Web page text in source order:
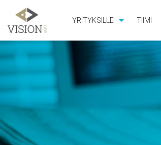
YRITYKSILLE TIIMI